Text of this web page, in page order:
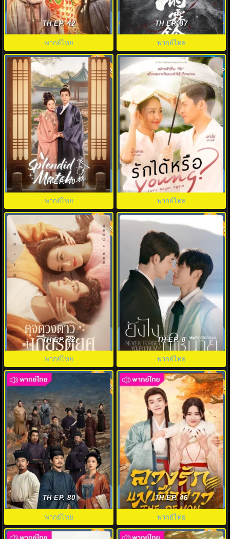
ดูซีรี่ย์จีน กงสีสีหมึก (2026) The
Heir พากย์ไทย EP.1-42 จบ
TH EP. 42
พากย์ไทย
Zhan Zhao Adventures จั่นเจา
ตะลุยยุทธภพ (2026) ซับไทย EP1-
37
TH EP. 37
พากย์ไทย
วาสนารักลิขิตใจ (2026) A
Splendid Match พากย์ไทย EP.1-
40
9.0 พากย์ไทย
TH EP. 40
พากย์ไทย
รักได้หรือ (2026) YOUNG Let's
Begin Again พากย์ไทย EP.1-19
ซับไทย
พากย์ไทย
ดุจดวงดาวเกียรติยศ (2021) You
Are My Glory พากย์ไทย EP.1-32
8.0 พากย์ไทย
TH EP. 32
พากย์ไทย
ยังไงก็ใช่นาย พากย์ไทย (2026)
Never Forget Your Enemy EP.1-
8
พากย์ไทย
TH EP. 8
พากย์ไทย
คมดาบสยบพิภพ (2026) Swords
Into Plowshares พากย์ไทย EP.1-
48
8.0 พากย์ไทย
TH EP. 80
พากย์ไทย
The Demon พากย์ไทย (2025)
ลวงรักแม่เสือสาว EP.1-23 (จบ)
8.0 พากย์ไทย
TH EP. 46
พากย์ไทย